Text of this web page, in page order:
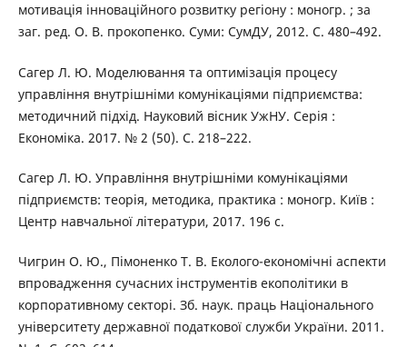
мотивація інноваційного розвитку регіону : моногр. ; за
заг. ред. О. В. прокопенко. Суми: СумДУ, 2012. С. 480–492.
Сагер Л. Ю. Моделювання та оптимізація процесу
управління внутрішніми комунікаціями підприємства:
методичний підхід. Науковий вісник УжНУ. Серія :
Економіка. 2017. № 2 (50). С. 218–222.
Сагер Л. Ю. Управління внутрішніми комунікаціями
підприємств: теорія, методика, практика : моногр. Київ :
Центр навчальної літератури, 2017. 196 с.
Чигрин О. Ю., Пімоненко Т. В. Еколого-економічні аспекти
впровадження сучасних інструментів екополітики в
корпоративному секторі. Зб. наук. праць Національного
університету державної податкової служби України. 2011.